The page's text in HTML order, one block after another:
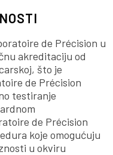
de Précision u
akreditaciju od
što je
de Précision
testiranje
de Précision
koje omogućuju
u okviru